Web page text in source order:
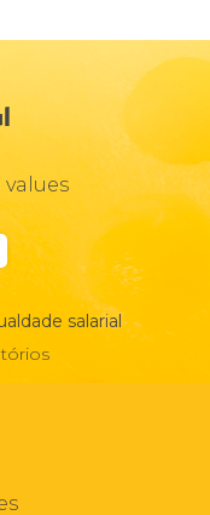
values
salarial